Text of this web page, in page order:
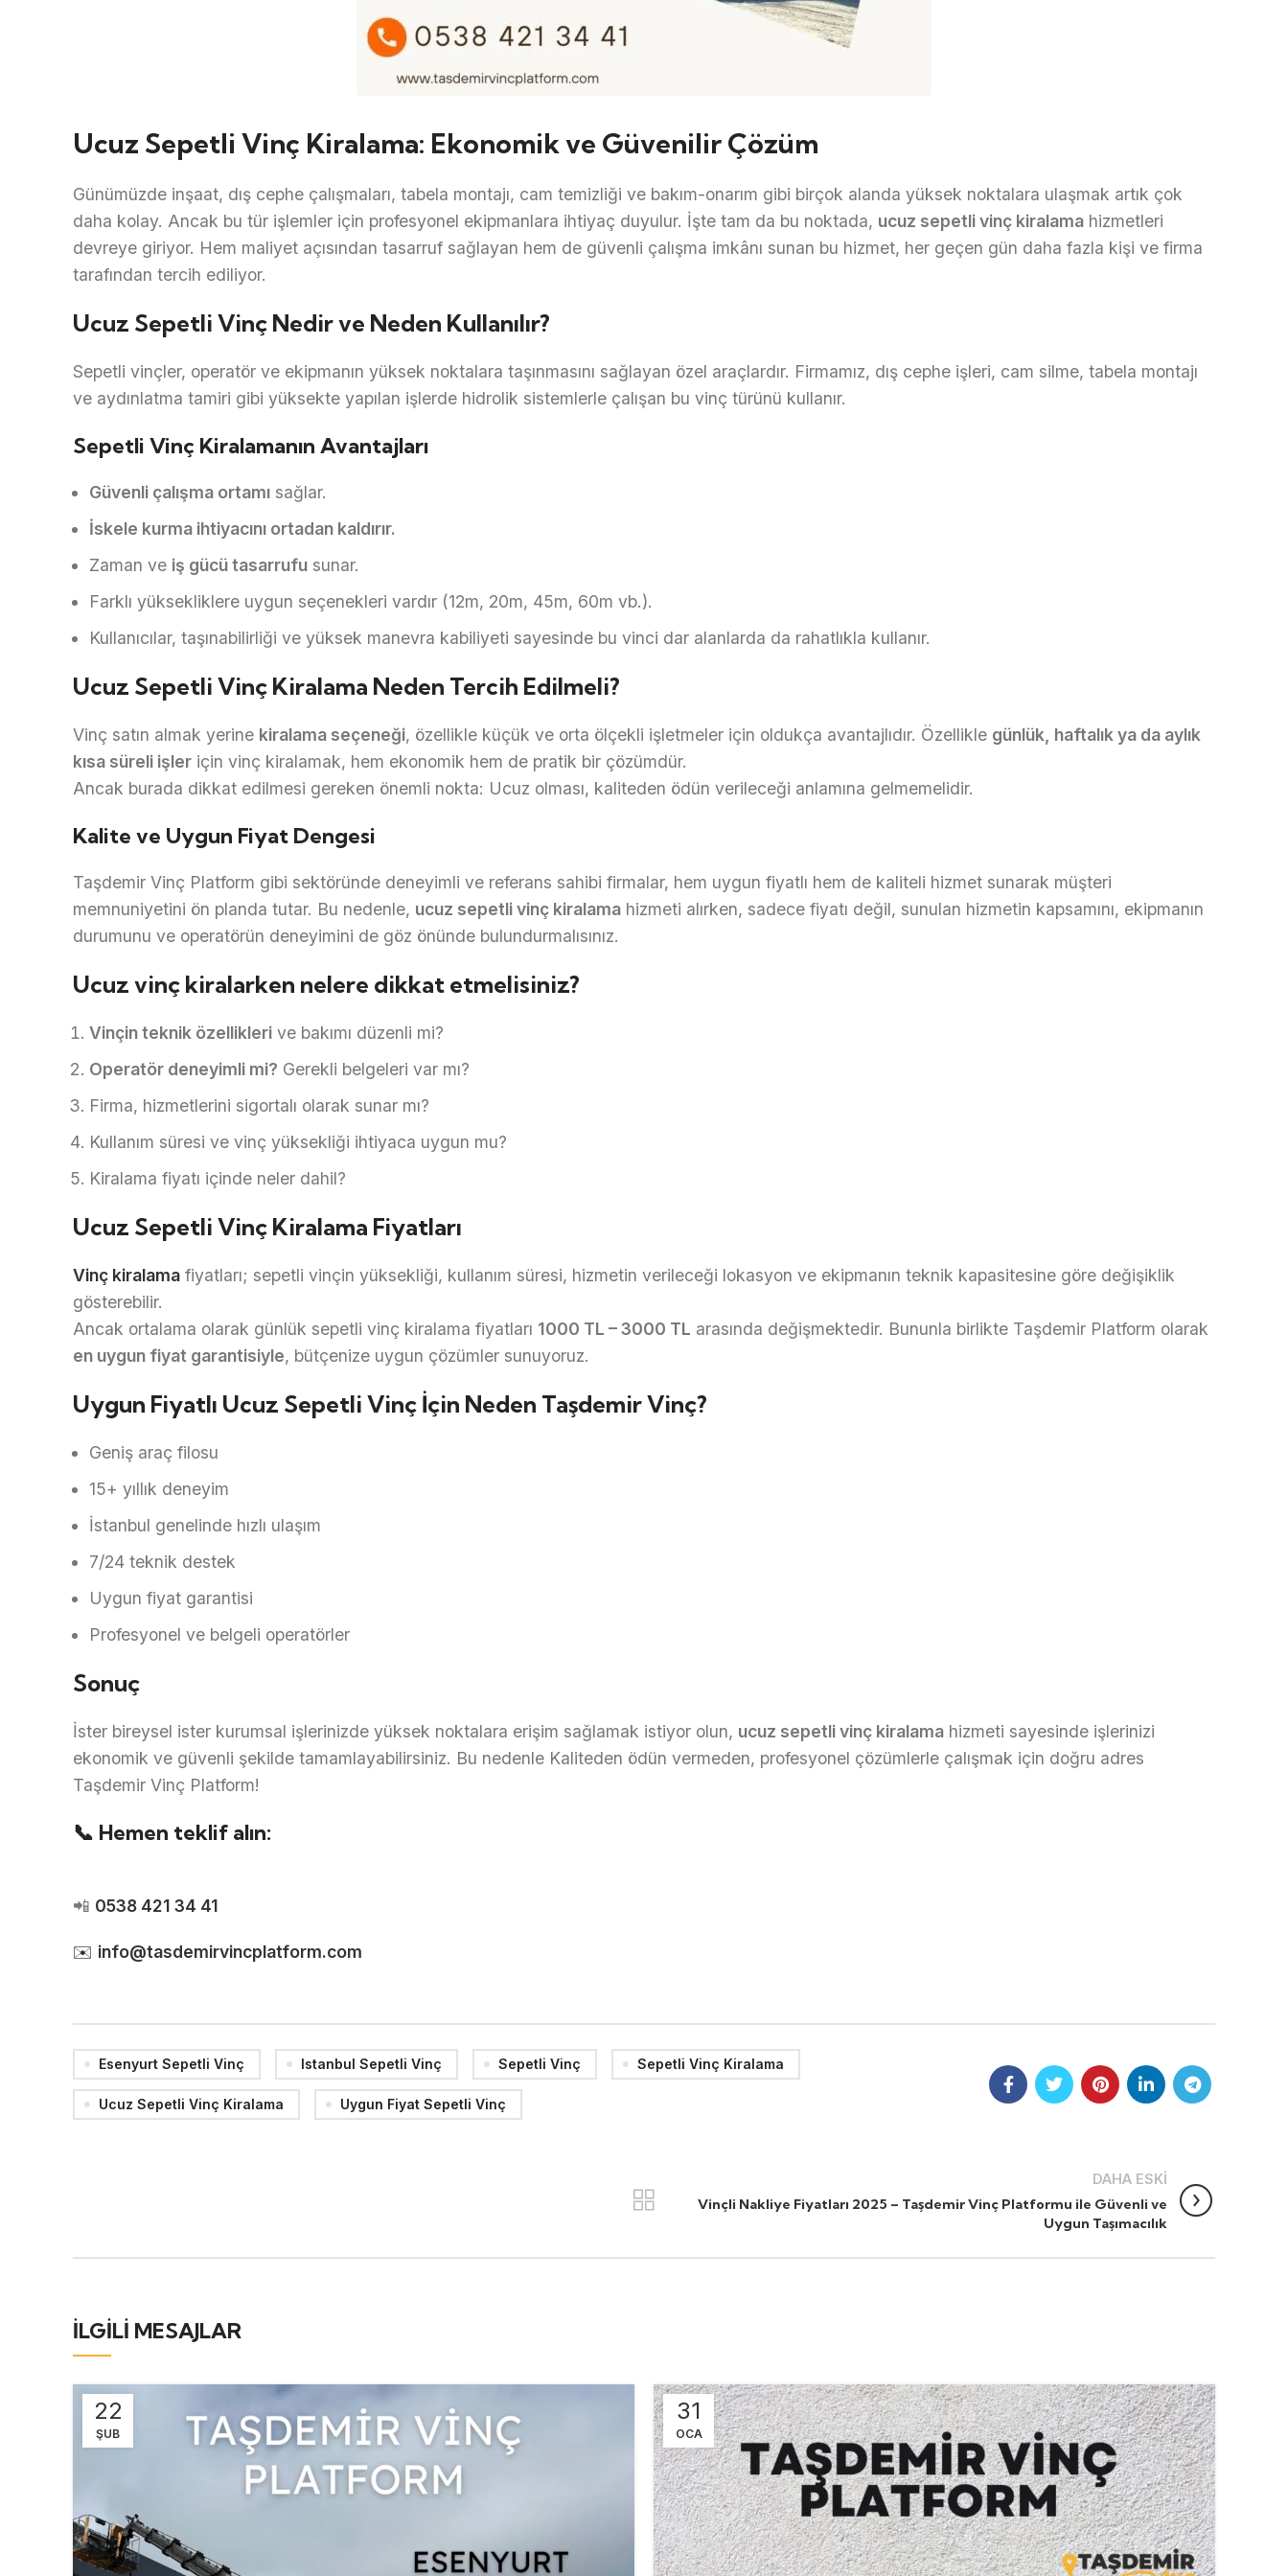
Ucuz Sepetli Vinç Kiralama: Ekonomik ve Güvenilir Çözüm
Günümüzde inşaat, dış cephe çalışmaları, tabela montajı, cam temizliği ve bakım-onarım gibi birçok alanda yüksek noktalara ulaşmak artık çok
daha kolay. Ancak bu tür işlemler için profesyonel ekipmanlara ihtiyaç duyulur. İşte tam da bu noktada, ucuz sepetli vinç kiralama hizmetleri
devreye giriyor. Hem maliyet açısından tasarruf sağlayan hem de güvenli çalışma imkânı sunan bu hizmet, her geçen gün daha fazla kişi ve firma
tarafından tercih ediliyor.
Ucuz Sepetli Vinç Nedir ve Neden Kullanılır?
Sepetli vinçler, operatör ve ekipmanın yüksek noktalara taşınmasını sağlayan özel araçlardır. Firmamız, dış cephe işleri, cam silme, tabela montajı
ve aydınlatma tamiri gibi yüksekte yapılan işlerde hidrolik sistemlerle çalışan bu vinç türünü kullanır.
Sepetli Vinç Kiralamanın Avantajları
Güvenli çalışma ortamı sağlar.
İskele kurma ihtiyacını ortadan kaldırır.
Zaman ve iş gücü tasarrufu sunar.
Farklı yüksekliklere uygun seçenekleri vardır (12m, 20m, 45m, 60m vb.).
Kullanıcılar, taşınabilirliği ve yüksek manevra kabiliyeti sayesinde bu vinci dar alanlarda da rahatlıkla kullanır.
Ucuz Sepetli Vinç Kiralama Neden Tercih Edilmeli?
Vinç satın almak yerine kiralama seçeneği, özellikle küçük ve orta ölçekli işletmeler için oldukça avantajlıdır. Özellikle günlük, haftalık ya da aylık
kısa süreli işler için vinç kiralamak, hem ekonomik hem de pratik bir çözümdür.
Ancak burada dikkat edilmesi gereken önemli nokta: Ucuz olması, kaliteden ödün verileceği anlamına gelmemelidir.
Kalite ve Uygun Fiyat Dengesi
Taşdemir Vinç Platform gibi sektöründe deneyimli ve referans sahibi firmalar, hem uygun fiyatlı hem de kaliteli hizmet sunarak müşteri
memnuniyetini ön planda tutar. Bu nedenle, ucuz sepetli vinç kiralama hizmeti alırken, sadece fiyatı değil, sunulan hizmetin kapsamını, ekipmanın
durumunu ve operatörün deneyimini de göz önünde bulundurmalısınız.
Ucuz vinç kiralarken nelere dikkat etmelisiniz?
Vinçin teknik özellikleri ve bakımı düzenli mi?
Operatör deneyimli mi? Gerekli belgeleri var mı?
Firma, hizmetlerini sigortalı olarak sunar mı?
Kullanım süresi ve vinç yüksekliği ihtiyaca uygun mu?
Kiralama fiyatı içinde neler dahil?
Ucuz Sepetli Vinç Kiralama Fiyatları
Vinç kiralama fiyatları; sepetli vinçin yüksekliği, kullanım süresi, hizmetin verileceği lokasyon ve ekipmanın teknik kapasitesine göre değişiklik
gösterebilir.
Ancak ortalama olarak günlük sepetli vinç kiralama fiyatları 1000 TL – 3000 TL arasında değişmektedir. Bununla birlikte Taşdemir Platform olarak
en uygun fiyat garantisiyle, bütçenize uygun çözümler sunuyoruz.
Uygun Fiyatlı Ucuz Sepetli Vinç İçin Neden Taşdemir Vinç?
Geniş araç filosu
15+ yıllık deneyim
İstanbul genelinde hızlı ulaşım
7/24 teknik destek
Uygun fiyat garantisi
Profesyonel ve belgeli operatörler
Sonuç
İster bireysel ister kurumsal işlerinizde yüksek noktalara erişim sağlamak istiyor olun, ucuz sepetli vinç kiralama hizmeti sayesinde işlerinizi
ekonomik ve güvenli şekilde tamamlayabilirsiniz. Bu nedenle Kaliteden ödün vermeden, profesyonel çözümlerle çalışmak için doğru adres
Taşdemir Vinç Platform!
📞 Hemen teklif alın:
📲 0538 421 34 41
✉️ info@tasdemirvincplatform.com
Esenyurt Sepetli Vinç Istanbul Sepetli Vinç Sepetli Vinç Sepetli Vinç Kiralama
Ucuz Sepetli Vinç Kiralama Uygun Fiyat Sepetli Vinç
DAHA ESKI
Vinçli Nakliye Fiyatları 2025 – Taşdemir Vinç Platformu ile Güvenli ve
Uygun Taşımacılık
İLGILI MESAJLAR
22
ŞUB
31
OCA